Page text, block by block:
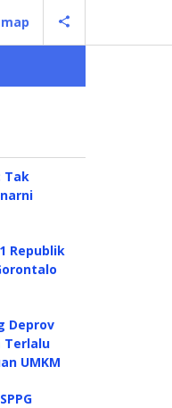
Tak
Republik
Deprov
Terlalu
UMKM